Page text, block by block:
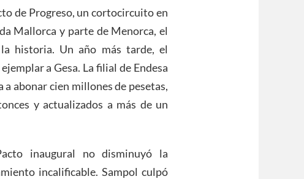
de Progreso, un cortocircuito en
Mallorca y parte de Menorca, el
historia. Un año más tarde, el
a Gesa. La filial de Endesa
abonar cien millones de pesetas,
y actualizados a más de un
inaugural no disminuyó la
incalificable. Sampol culpó